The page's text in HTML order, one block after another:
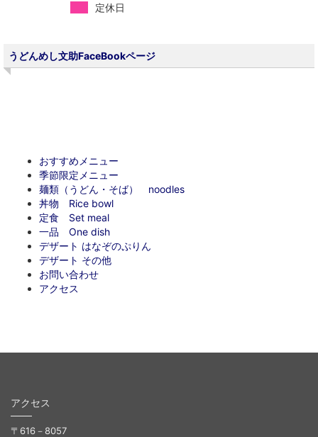
定休日
うどんめし文助FaceBookページ
おすすめメニュー
季節限定メニュー
麺類（うどん・そば） noodles
丼物 Rice bowl
定食 Set meal
一品 One dish
デザート はなぞのぷりん
デザート その他
お問い合わせ
アクセス
アクセス
〒616－8057